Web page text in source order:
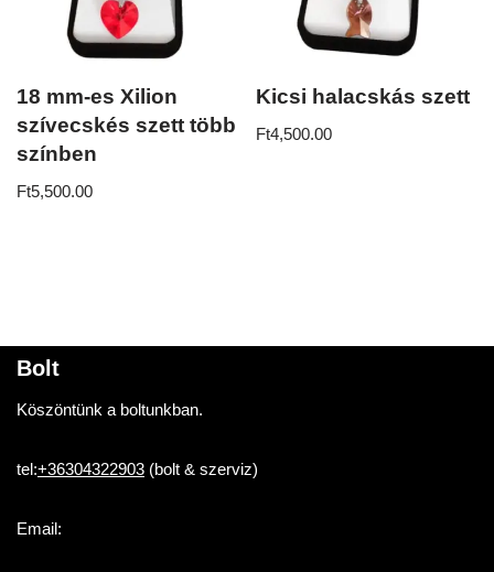
18 mm-es Xilion
szívecskés szett több
színben
Ft5,500.00
Kicsi halacskás szett
Ft4,500.00
Bolt
Köszöntünk a boltunkban.
tel:+36304322903 (bolt & szerviz)
Email: